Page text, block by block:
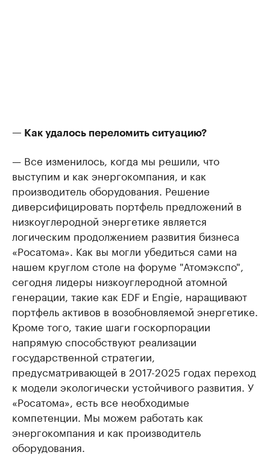
— Как удалось переломить ситуацию?
— Все изменилось, когда мы решили, что
выступим и как энергокомпания, и как
производитель оборудования. Решение
диверсифицировать портфель предложений в
низкоуглеродной энергетике является
логическим продолжением развития бизнеса
«Росатома». Как вы могли убедиться сами на
нашем круглом столе на форуме "Атомэкспо",
сегодня лидеры низкоуглеродной атомной
генерации, такие как EDF и Engie, наращивают
портфель активов в возобновляемой энергетике.
Кроме того, такие шаги госкорпорации
напрямую способствуют реализации
государственной стратегии,
предусматривающей в 2017-2025 годах переход
к модели экологически устойчивого развития. У
«Росатома», есть все необходимые
компетенции. Мы можем работать как
энергокомпания и как производитель
оборудования.